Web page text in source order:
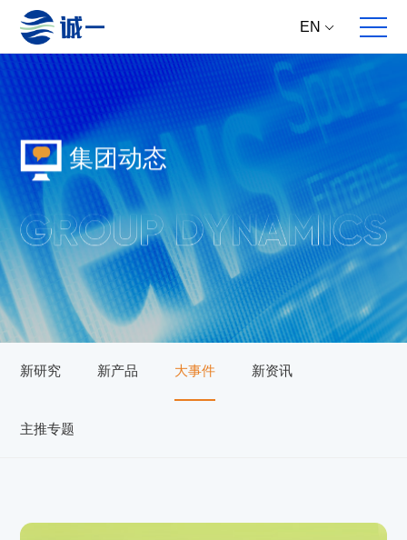
EN
关于我们
企业概况
发展历程
合作伙伴
全案服务
全球原料直供
多维产品提案
跨国跨学科研发
跨国高标生产
全面动销服务
产品中心
核心原料
成品方案
集团动态
新资讯
新产品
大事件
新研究
集团动态
新研究 新产品 大事件 新资讯
主推专题